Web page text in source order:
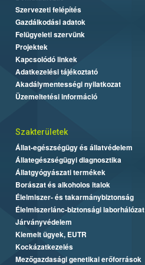
Szervezeti felépítés
Gazdálkodási adatok
Felügyeleti szervünk
Projektek
Kapcsolódó linkek
Adatkezelési tájékoztató
Akadálymentességi nyilatkozat
Üzemeltetési információ
Szakterületek
Állat-egészségügy és állatvédelem
Állategészségügyi diagnosztika
Állatgyógyászati termékek
Borászat és alkoholos italok
Élelmiszer- és takarmánybiztonság
Élelmiszerlánc-biztonsági laborhálózat
Járványvédelem
Kiemelt ügyek, EUTR
Kockázatkezelés
Mezőgazdasági genetikai erőforrások